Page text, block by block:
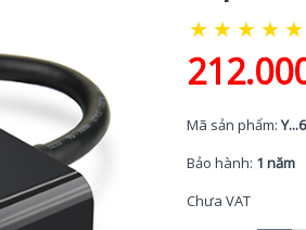
★ ★ ★ ★ ★
Mã sản phẩm:
Bảo hành: 1 năm
Chưa VAT